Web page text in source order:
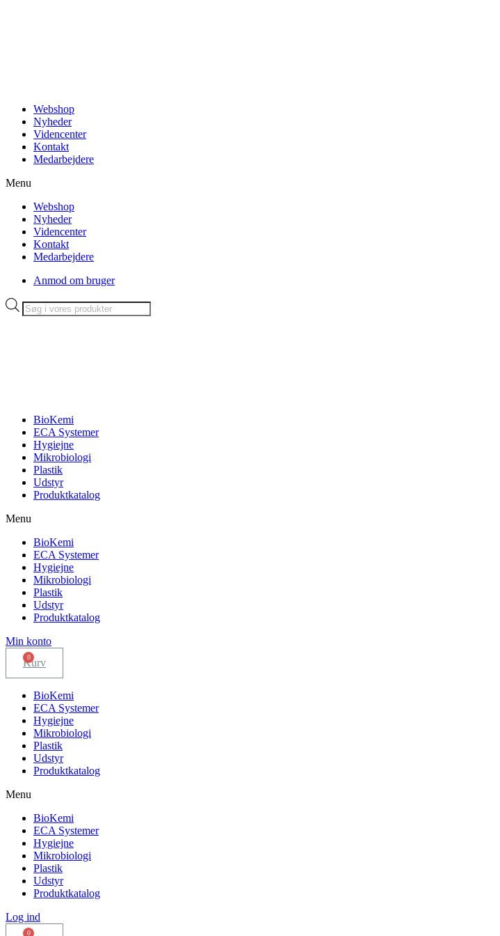
Webshop
Nyheder
Videncenter
Kontakt
Medarbejdere
Menu
Webshop
Nyheder
Videncenter
Kontakt
Medarbejdere
Anmod om bruger
Products
search
BioKemi
ECA Systemer
Hygiejne
Mikrobiologi
Plastik
Udstyr
Produktkatalog
Menu
BioKemi
ECA Systemer
Hygiejne
Mikrobiologi
Plastik
Udstyr
Produktkatalog
Min konto
Kurv
BioKemi
ECA Systemer
Hygiejne
Mikrobiologi
Plastik
Udstyr
Produktkatalog
Menu
BioKemi
ECA Systemer
Hygiejne
Mikrobiologi
Plastik
Udstyr
Produktkatalog
Log ind